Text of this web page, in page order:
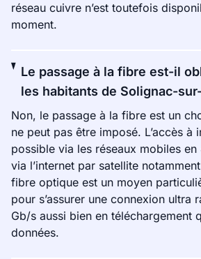
réseau cuivre n’est toutefois
moment.
Le passage à la fibre est-il
les habitants de Solignac-
Non, le passage à la fibre est un
ne peut pas être imposé. L’accès à
possible via les réseaux mobiles en
via l’internet par satellite
fibre optique est un moyen
pour s’assurer une connexion ultra
Gb/s aussi bien en téléchargement
données.